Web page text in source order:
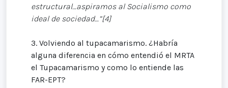
estructural…aspiramos al Socialismo como
ideal de sociedad…”[4]
3. Volviendo al tupacamarismo. ¿Habría
alguna diferencia en cómo entendió el MRTA
el Tupacamarismo y como lo entiende las
FAR-EPT?